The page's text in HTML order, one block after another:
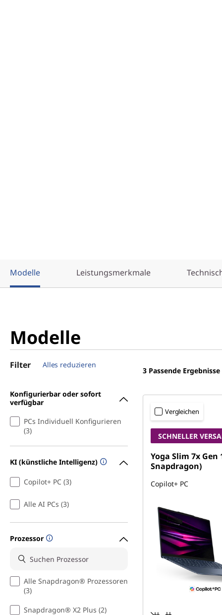
Modelle Leistungsmerkmale
Modelle
Filter Alles reduzieren
Konfigurierbar oder sofort
verfügbar
PCs Individuell Konfigurieren
(3)
KI (künstliche Intelligenz)
Copilot+ PC (3)
Alle AI PCs (3)
Prozessor
Alle Snapdragon® Prozessoren
(3)
Snapdragon® X2 Plus (2)
3 Passende Ergebnisse
Vergleichen
SCHNELLER
Yoga Slim 7x Gen
Snapdragon)
Copilot+ PC